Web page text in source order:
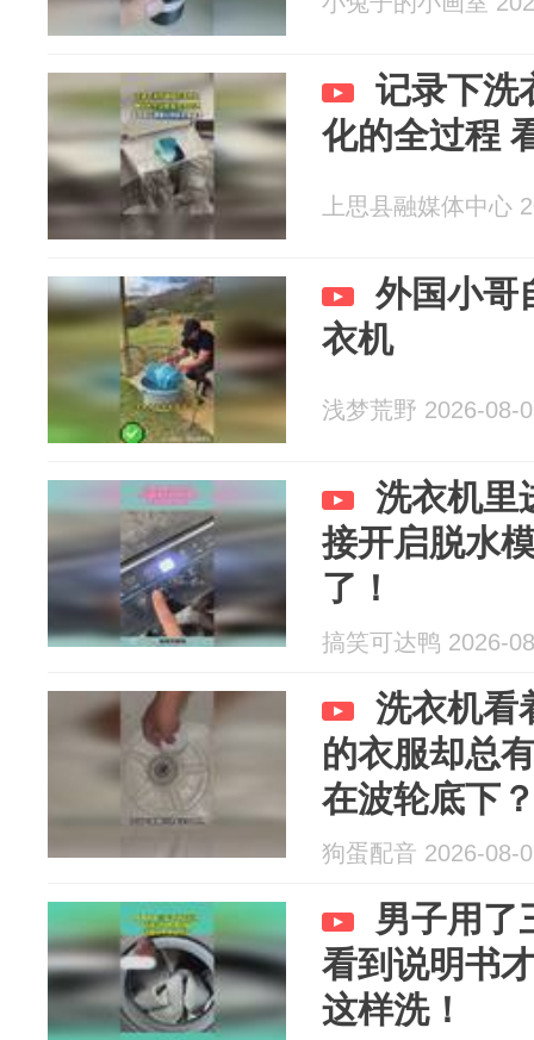
记录下洗
化的全过程
上思县融媒体中心
外国小哥
衣机
浅梦荒野 2026-08-
洗衣机里
接开启脱水
了！
搞笑可达鸭 2026-
洗衣机看
的衣服却总
在波轮底下
狗蛋配音 2026-08-
男子用了
看到说明书
这样洗！